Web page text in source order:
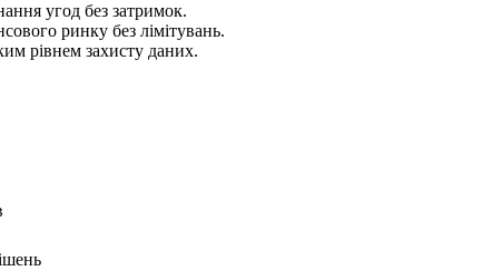
угод без затримок.
ринку без лімітувань.
рівнем захисту даних.